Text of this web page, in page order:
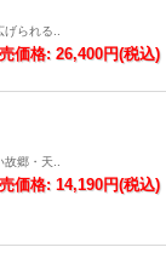
られる..
価格: 26,400円(税込)
郷・天..
価格: 14,190円(税込)